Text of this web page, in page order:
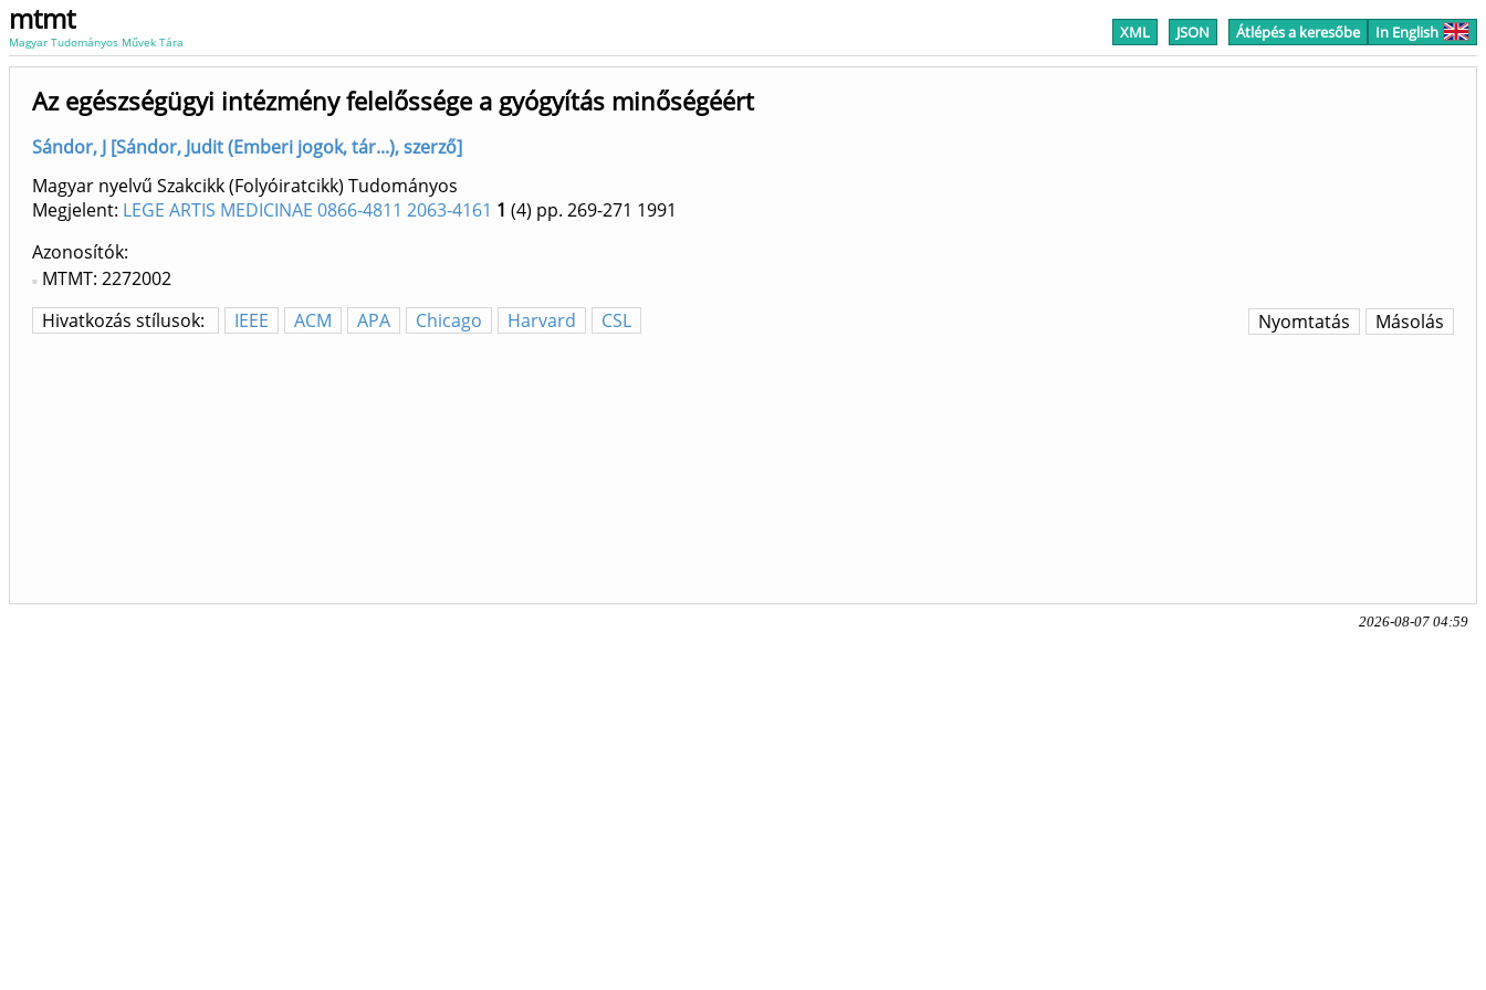
mtmt
Magyar Tudományos Művek Tára XML JSON Átlépés a keresőbe In English
Az egészségügyi intézmény felelőssége a gyógyítás minőségéért
Sándor, J [Sándor, Judit (Emberi jogok, tár...), szerző]
Magyar nyelvű Szakcikk (Folyóiratcikk) Tudományos
Megjelent: LEGE ARTIS MEDICINAE 0866-4811 2063-4161 1 (4) pp. 269-271 1991
Azonosítók
MTMT: 2272002
Hivatkozás stílusok:
IEEE ACM APA Chicago Harvard CSL Másolás
Nyomtatás
2026-08-07 04:59